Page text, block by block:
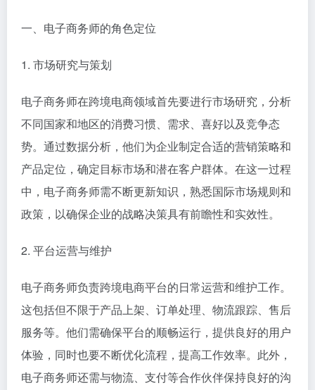
一、电子商务师的角色定位
1. 市场研究与策划
电子商务师在跨境电商领域首先要进行市场研究，分析
不同国家和地区的消费习惯、需求、喜好以及竞争态
势。通过数据分析，他们为企业制定合适的营销策略和
产品定位，确定目标市场和潜在客户群体。在这一过程
中，电子商务师需不断更新知识，熟悉国际市场规则和
政策，以确保企业的战略决策具有前瞻性和实效性。
2. 平台运营与维护
电子商务师负责跨境电商平台的日常运营和维护工作。
这包括但不限于产品上架、订单处理、物流跟踪、售后
服务等。他们需确保平台的顺畅运行，提供良好的用户
体验，同时也要不断优化流程，提高工作效率。此外，
电子商务师还需与物流、支付等合作伙伴保持良好的沟